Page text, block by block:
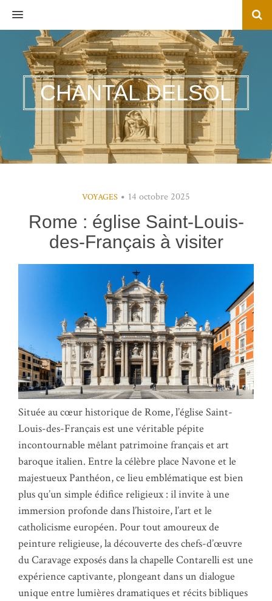
MENU
CHANTAL DELSOL
VOYAGES 14 octobre 2025
Rome : église Saint-Louis-
des-Français à visiter
Située au cœur historique de Rome, l’église Saint-
Louis-des-Français est une véritable pépite
incontournable mêlant patrimoine français et art
baroque italien. Entre la célèbre place Navone et le
majestueux Panthéon, ce lieu emblématique est bien
plus qu’un simple édifice religieux : il invite à une
immersion profonde dans l’histoire, l’art et le
catholicisme européen. Pour tout amoureux de
peinture religieuse, la découverte des chefs-d’œuvre
du Caravage exposés dans la chapelle Contarelli est une
expérience captivante, plongeant dans un dialogue
unique entre lumières dramatiques et récits bibliques